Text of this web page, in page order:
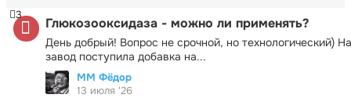
Глюкозооксидаза - можно ли применять?
День добрый! Вопрос не срочной, но технологический) На
завод поступила добавка на...
3
ММ Фёдор
13 июля '26